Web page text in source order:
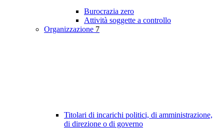
Burocrazia zero
Attività soggette a controllo
Organizzazione 7
Titolari di incarichi politici, di amministrazione,
di direzione o di governo